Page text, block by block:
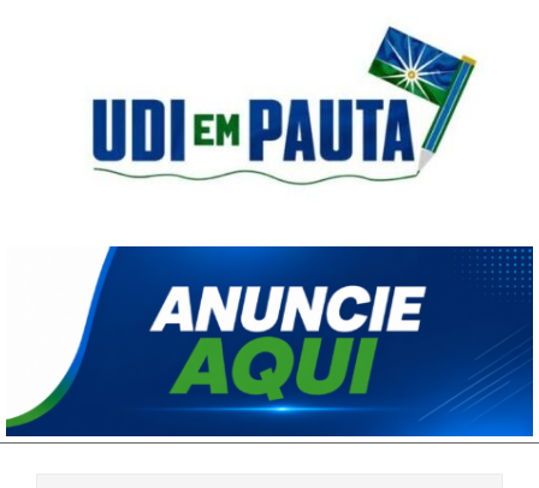
Pauta